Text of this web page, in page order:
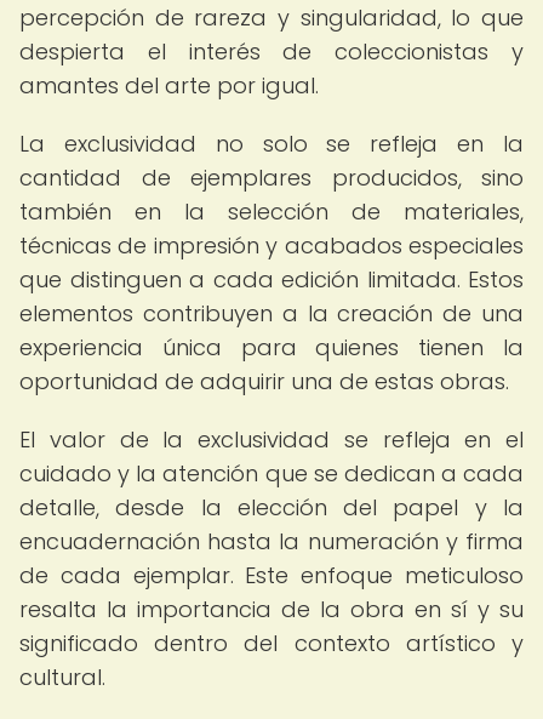
percepción de rareza y singularidad, lo que
despierta el interés de coleccionistas y
amantes del arte por igual.
La exclusividad no solo se refleja en la
cantidad de ejemplares producidos, sino
también en la selección de materiales,
técnicas de impresión y acabados especiales
que distinguen a cada edición limitada. Estos
elementos contribuyen a la creación de una
experiencia única para quienes tienen la
oportunidad de adquirir una de estas obras.
El valor de la exclusividad se refleja en el
cuidado y la atención que se dedican a cada
detalle, desde la elección del papel y la
encuadernación hasta la numeración y firma
de cada ejemplar. Este enfoque meticuloso
resalta la importancia de la obra en sí y su
significado dentro del contexto artístico y
cultural.